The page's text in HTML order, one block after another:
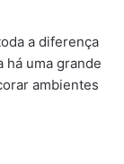
a diferença
há uma grande
ambientes